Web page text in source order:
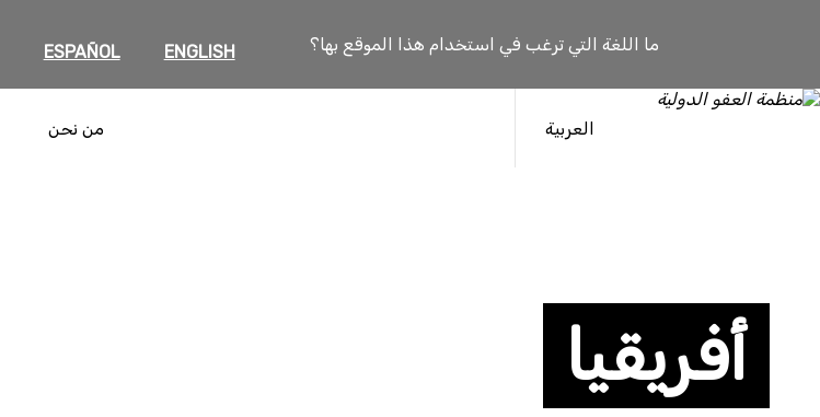
ما اللغة التي ترغب في استخدام هذا الموقع بها؟ ENGLISH
ESPAÑOL
العربية من نحن
أفريقيا